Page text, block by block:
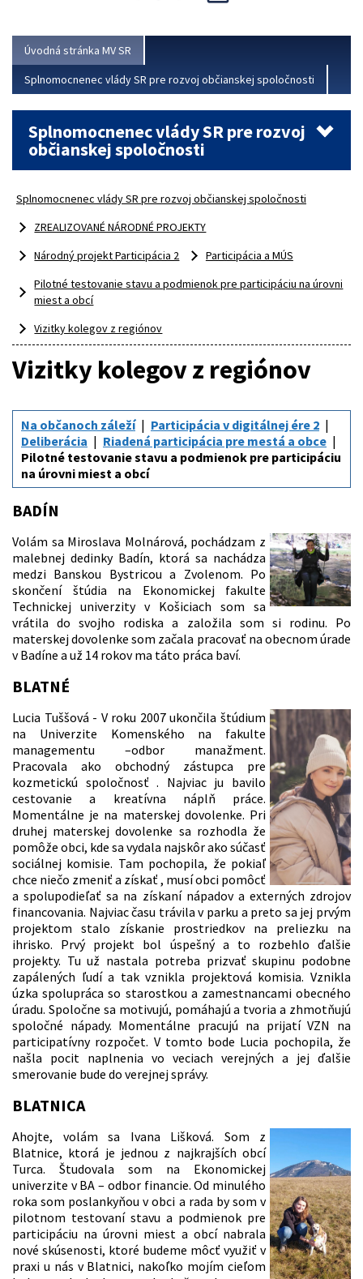
Úvodná stránka MV SR
Splnomocnenec vlády SR pre rozvoj občianskej spoločnosti
Splnomocnenec vlády SR pre rozvoj
občianskej spoločnosti
Splnomocnenec vlády SR pre rozvoj občianskej spoločnosti
ZREALIZOVANÉ NÁRODNÉ PROJEKTY
Národný projekt Participácia 2
Participácia a MÚS
Pilotné testovanie stavu a podmienok pre participáciu na úrovni
miest a obcí
Vizitky kolegov z regiónov
Vizitky kolegov z regiónov
Na občanoch záleží
Participácia v digitálnej ére 2
Deliberácia
Riadená participácia pre mestá a obce
Pilotné testovanie stavu a podmienok pre participáciu
na úrovni miest a obcí
BADÍN
Volám sa Miroslava Molnárová, pochádzam z
malebnej dedinky Badín, ktorá sa nachádza
medzi Banskou Bystricou a Zvolenom. Po
skončení štúdia na Ekonomickej fakulte
Technickej univerzity v Košiciach som sa
vrátila do svojho rodiska a založila som si rodinu. Po
materskej dovolenke som začala pracovať na obecnom úrade
v Badíne a už 14 rokov ma táto práca baví.
BLATNÉ
Lucia Tuššová - V roku 2007 ukončila štúdium
na Univerzite Komenského na fakulte
managementu –odbor manažment.
Pracovala ako obchodný zástupca pre
kozmetickú spoločnosť . Najviac ju bavilo
cestovanie a kreatívna náplň práce.
Momentálne je na materskej dovolenke. Pri
druhej materskej dovolenke sa rozhodla že
pomôže obci, kde sa vydala najskôr ako súčasť
sociálnej komisie. Tam pochopila, že pokiaľ
chce niečo zmeniť a získať , musí obci pomôcť
a spolupodieľať sa na získaní nápadov a externých zdrojov
financovania. Najviac času trávila v parku a preto sa jej prvým
projektom stalo získanie prostriedkov na preliezku na
ihrisko. Prvý projekt bol úspešný a to rozbehlo ďalšie
projekty. Tu už nastala potreba prizvať skupinu podobne
zapálených ľudí a tak vznikla projektová komisia. Vznikla
úzka spolupráca so starostkou a zamestnancami obecného
úradu. Spoločne sa motivujú, pomáhajú a tvoria a zhmotňujú
spoločné nápady. Momentálne pracujú na prijatí VZN na
participatívny rozpočet. V tomto bode Lucia pochopila, že
našla pocit naplnenia vo veciach verejných a jej ďalšie
smerovanie bude do verejnej správy.
BLATNICA
Ahojte, volám sa Ivana Lišková. Som z
Blatnice, ktorá je jednou z najkrajších obcí
Turca. Študovala som na Ekonomickej
univerzite v BA – odbor financie. Od minulého
roka som poslankyňou v obci a rada by som v
pilotnom testovaní stavu a podmienok pre
participáciu na úrovni miest a obcí nabrala
nové skúsenosti, ktoré budeme môcť využiť v
praxi u nás v Blatnici, nakoľko mojím cieľom